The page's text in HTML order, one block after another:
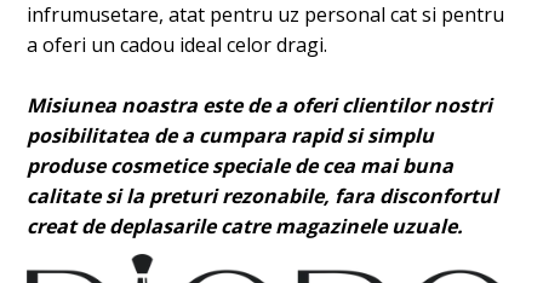
infrumusetare, atat pentru uz personal cat si pentru
a oferi un cadou ideal celor dragi.
Misiunea noastra este de a oferi clientilor nostri
posibilitatea de a cumpara rapid si simplu
produse cosmetice speciale de cea mai buna
calitate si la preturi rezonabile, fara disconfortul
creat de deplasarile catre magazinele uzuale.